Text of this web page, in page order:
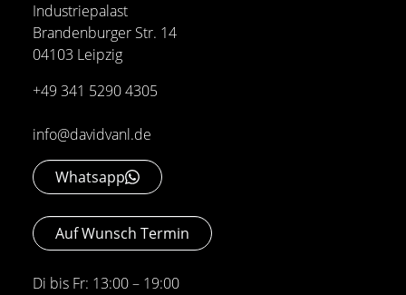
Industriepalast
Brandenburger Str. 14
04103 Leipzig
+49 341 5290 4305
info@davidvanl.de
Whatsapp
Auf Wunsch Termin
Di bis Fr: 13:00 – 19:00